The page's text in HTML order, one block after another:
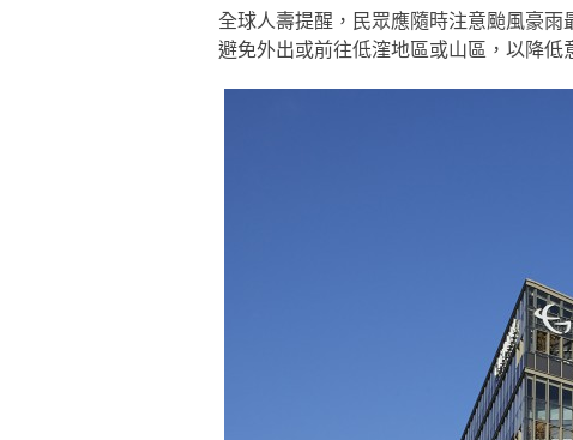
全球人壽提醒，民眾應隨時注意颱風豪
避免外出或前往低漥地區或山區，以降低